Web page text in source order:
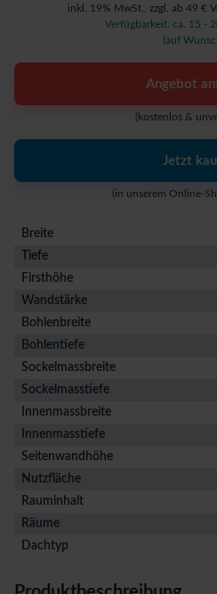
inkl. 19% MwSt., zzgl. ab 49 €
Verfügbarkeit: ca. 15 -
(auf
Angebot
(kostenlos &
Jetzt
(in unserem Online-
Breite
Tiefe
Firsthöhe
Wandstärke
Bohlenbreite
Bohlentiefe
Sockelmassbreite
Sockelmasstiefe
Innenmassbreite
Innenmasstiefe
Seitenwandhöhe
Nutzfläche
Rauminhalt
Räume
Dachtyp